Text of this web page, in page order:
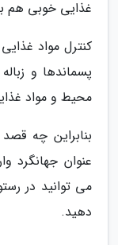
غذایی خوبی هم
کنترل مواد
پسماندها و
محیط و مواد
بنابراین چه
عنوان جهانگرد
می توانید در
دهید.